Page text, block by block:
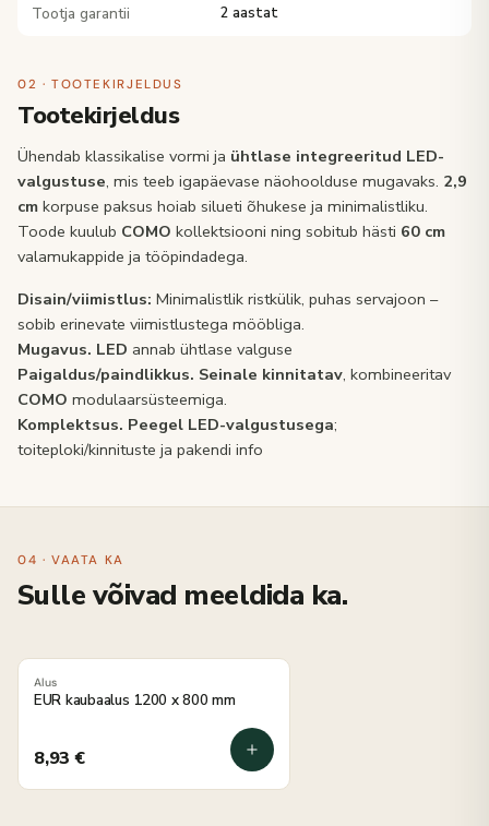
Tootja garantii 2 aastat
02 · TOOTEKIRJELDUS
Tootekirjeldus
Ühendab klassikalise vormi ja ühtlase integreeritud LED-
valgustuse, mis teeb igapäevase näohoolduse mugavaks. 2,9
cm korpuse paksus hoiab silueti õhukese ja minimalistliku.
Toode kuulub COMO kollektsiooni ning sobitub hästi 60 cm
valamukappide ja tööpindadega.
Disain/viimistlus: Minimalistlik ristkülik, puhas servajoon –
sobib erinevate viimistlustega mööbliga.
Mugavus. LED annab ühtlase valguse
Paigaldus/paindlikkus. Seinale kinnitatav, kombineeritav
COMO modulaarsüsteemiga.
Komplektsus. Peegel LED-valgustusega;
toiteploki/kinnituste ja pakendi info
04 · VAATA KA
Sulle võivad meeldida ka.
Alus
EUR kaubaalus 1200 x 800 mm
8,93€